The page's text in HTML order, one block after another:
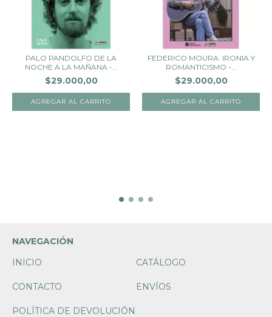
PALO PANDOLFO DE LA
NOCHE A LA MAÑANA -...
$29.000,00
FEDERICO MOURA. IRONIA Y
ROMANTICISMO -...
$29.000,00
NAVEGACIÓN
INICIO
CATÁLOGO
CONTACTO ENVÍOS
POLÍTICA DE DEVOLUCIÓN